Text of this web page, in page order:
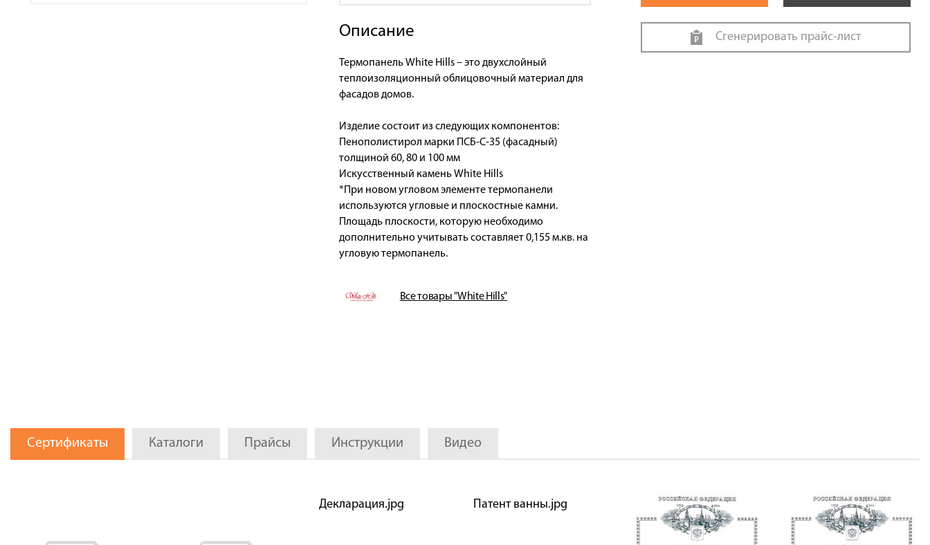
Описание
Термопанель White Hills – это двухслойный
теплоизоляционный облицовочный материал для
фасадов домов.
Изделие состоит из следующих компонентов:
Пенополистирол марки ПСБ-С-35 (фасадный)
толщиной 60, 80 и 100 мм
Искусственный камень White Hills
*При новом угловом элементе термопанели
используются угловые и плоскостные камни.
Площадь плоскости, которую необходимо
дополнительно учитывать составляет 0,155 м.кв. на
угловую термопанель.
Все товары "White Hills"
Сгенерировать прайс-лист
Сертификаты Каталоги Прайсы Инструкции Видео
Декларация.jpg Патент ванны.jpg